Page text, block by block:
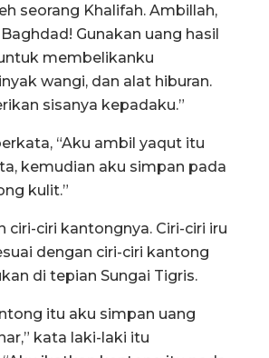
seorang Khalifah. Ambillah,
Gunakan uang hasil
membelikanku
wangi, dan alat hiburan.
sisanya kepadaku.”
“Aku ambil yaqut itu
kemudian aku simpan pada
kulit.”
ciri-ciri kantongnya. Ciri-ciri iru
dengan ciri-ciri kantong
di tepian Sungai Tigris.
itu aku simpan uang
kata laki-laki itu